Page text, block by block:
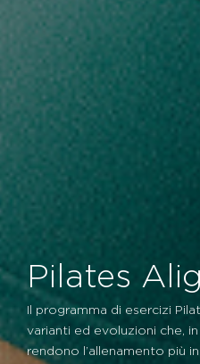
Pilates
Il programma di esercizi
varianti ed evoluzioni che,
rendono l’allenamento più